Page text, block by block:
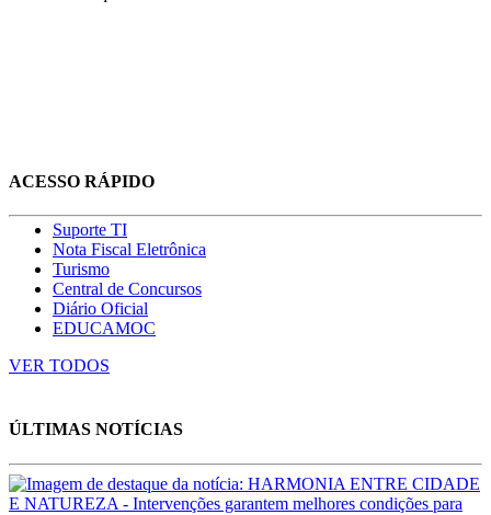
ACESSO RÁPIDO
Suporte TI
Nota Fiscal Eletrônica
Turismo
Central de Concursos
Diário Oficial
EDUCAMOC
VER TODOS
ÚLTIMAS NOTÍCIAS